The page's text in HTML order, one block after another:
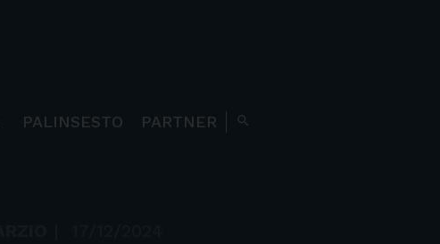
PALINSESTO PARTNER search